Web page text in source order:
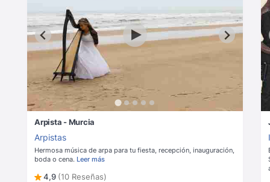
Arpista - Murcia
Arpistas
Hermosa música de arpa para tu fiesta, recepción, inauguración,
boda o cena. Leer más
4,9 (10 Reseñas)